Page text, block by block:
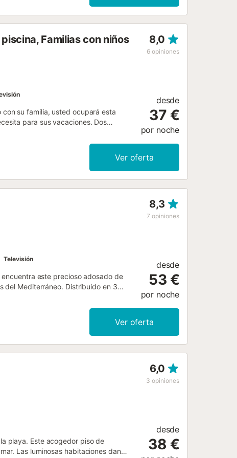
Familias con niños 8,0
6 opiniones
su familia, usted ocupará esta
para sus vacaciones. Dos
y refrésquense juntos en la
es ideal para su visita en cualquier
puerto deportivo, que cuenta con un
e internacionales. Deléitese
de la Glorieta, que ofrece muy
desde
37 €
por noche
Ver oferta
8,3
7 opiniones
Televisión
este precioso adosado de
del Mediterráneo. Distribuido en 3
comedor con una gran terraza en la
de esta zona. En Santa Pola hay
como kitesurf, kayak y windsurf, y en
desde
53 €
por noche
Ver oferta
6,0
3 opiniones
playa. Este acogedor piso de
Las luminosas habitaciones dan
desde
38 €